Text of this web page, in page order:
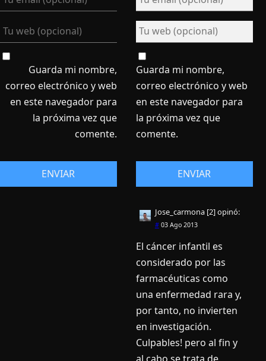
Guarda mi nombre,
correo electrónico y web
en este navegador para
la próxima vez que
comente.
Guarda mi nombre,
correo electrónico y web
en este navegador para
la próxima vez que
comente.
Jose_carmona [2]opinó:
#03 Ago 2013
El cáncer infantil es
considerado por las
farmacéuticas como
una enfermedad rara y,
por tanto, no invierten
en investigación.
Culpables! pero al fin y